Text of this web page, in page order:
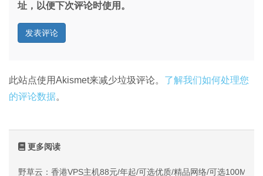
址，以便下次评论时使用。
此站点使用Akismet来减少垃圾评论。 了解我们如何处理您
的评论数据。
更多阅读
野草云：香港VPS主机88元/年起/可选优质/精品网络/可选100M不